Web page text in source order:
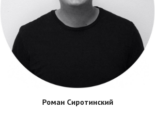
Роман Сиротинский